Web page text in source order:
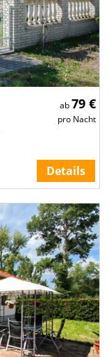
ab79 €
pro Nacht
Details